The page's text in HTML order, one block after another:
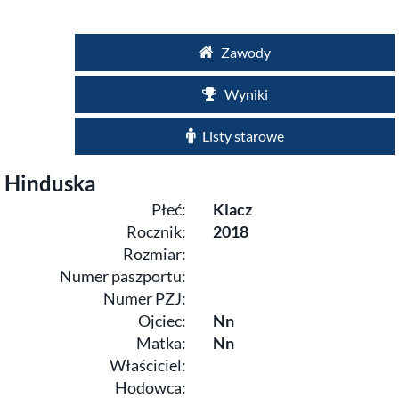
Zawody
Wyniki
Listy starowe
Hinduska
Płeć:
Klacz
Rocznik:
2018
Rozmiar:
Numer paszportu:
Numer PZJ:
Ojciec:
Nn
Matka:
Nn
Właściciel:
Hodowca: